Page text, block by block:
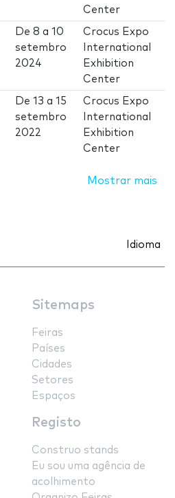
Center
De8 a10
setembro
2024
Crocus Expo
International
Exhibition
Center
De13 a15
setembro
2022
Crocus Expo
International
Exhibition
Center
Mostrar mais
Idioma
Sitemaps
Feiras
Países
Cidades
Setores
Espaços
Registo
Construo stands
Eu sou uma agência de
acolhimento